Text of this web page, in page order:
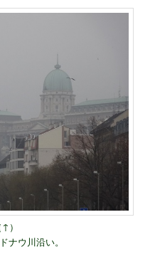
）
ナウ川沿い。